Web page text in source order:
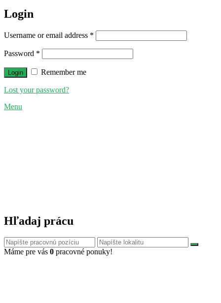
Login
Username or email address *
Password *
Remember me
Lost your password?
Menu
Hľadaj prácu
Máme pre vás 0 pracovné ponuky!